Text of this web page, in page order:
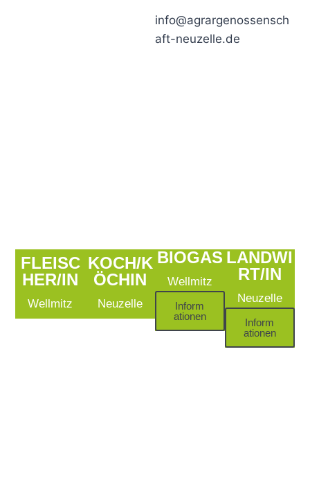
info@agrargenossensch
aft-neuzelle.de
FLEISC
HER/IN
Wellmitz
KOCH/K
ÖCHIN
Neuzelle
BIOGAS
Wellmitz
Inform
ationen
LANDWI
RT/IN
Neuzelle
Inform
ationen